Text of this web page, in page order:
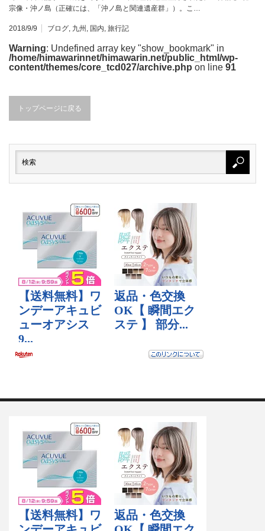
宗像・沖ノ島（正確には、「沖ノ島と関連遺産群」）。こ…
2018/9/9 ブログ, 九州 , 国内, 旅行記
Warning: Undefined array key "show_bookmark" in
/home/himawarinnet/himawarin.net/public_html/wp-
content/themes/core_tcd027/archive.php on line 91
トップページに戻る